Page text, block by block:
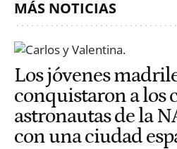
MÁS NOTICIAS
Los jóvenes
conquistaron a los
astronautas de la
con una ciudad